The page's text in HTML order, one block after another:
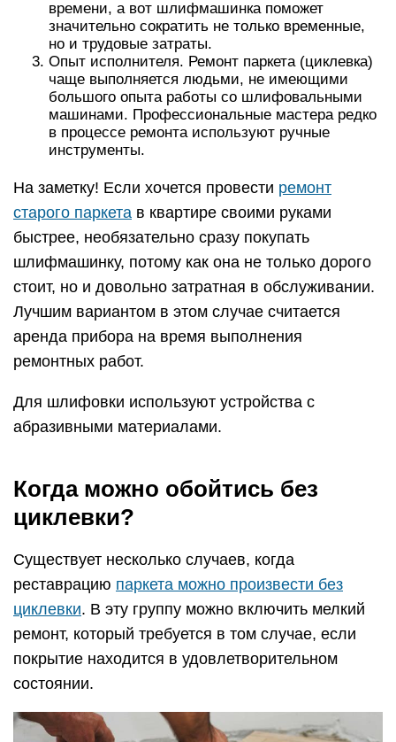
времени, а вот шлифмашинка поможет
значительно сократить не только временные,
но и трудовые затраты.
Опыт исполнителя. Ремонт паркета (циклевка)
чаще выполняется людьми, не имеющими
большого опыта работы со шлифовальными
машинами. Профессиональные мастера редко
в процессе ремонта используют ручные
инструменты.
На заметку! Если хочется провести ремонт
старого паркета в квартире своими руками
быстрее, необязательно сразу покупать
шлифмашинку, потому как она не только дорого
стоит, но и довольно затратная в обслуживании.
Лучшим вариантом в этом случае считается
аренда прибора на время выполнения
ремонтных работ.
Для шлифовки используют устройства с
абразивными материалами.
Когда можно обойтись без
циклевки?
Существует несколько случаев, когда
реставрацию паркета можно произвести без
циклевки. В эту группу можно включить мелкий
ремонт, который требуется в том случае, если
покрытие находится в удовлетворительном
состоянии.